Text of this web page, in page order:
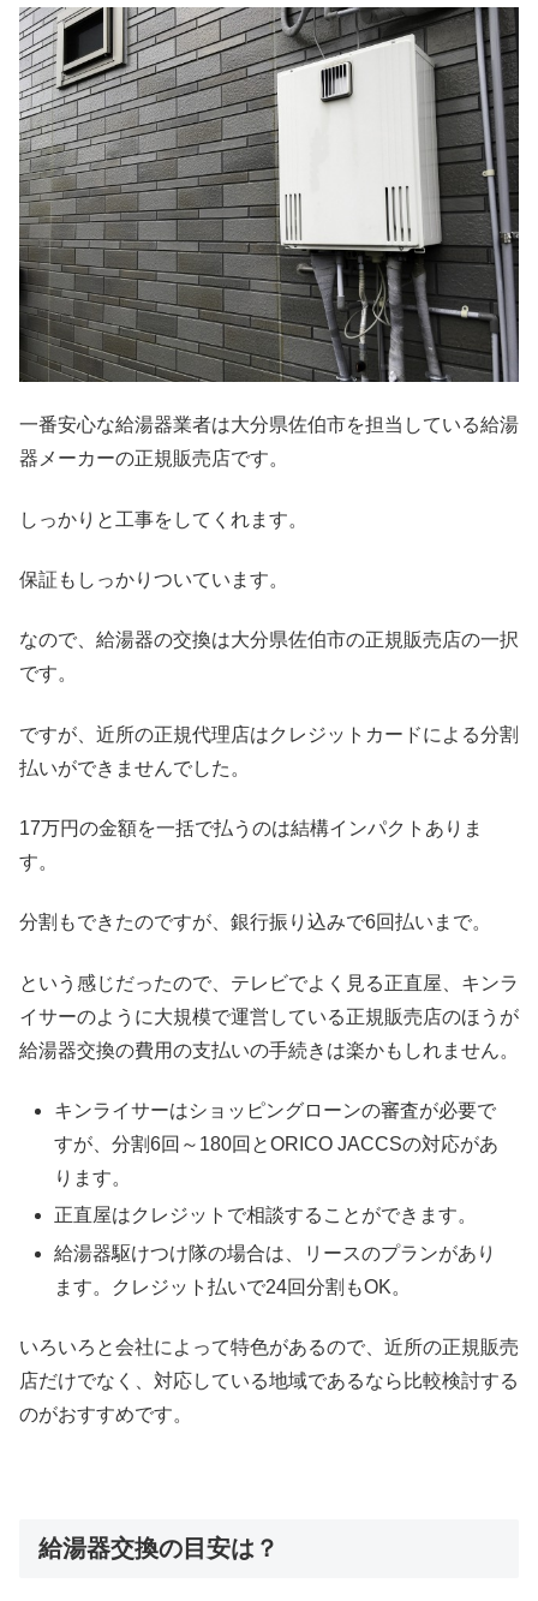
一番安心な給湯器業者は大分県佐伯市を担当している給湯
器メーカーの正規販売店です。
しっかりと工事をしてくれます。
保証もしっかりついています。
なので、給湯器の交換は大分県佐伯市の正規販売店の一択
です。
ですが、近所の正規代理店はクレジットカードによる分割
払いができませんでした。
17万円の金額を一括で払うのは結構インパクトありま
す。
分割もできたのですが、銀行振り込みで6回払いまで。
という感じだったので、テレビでよく見る正直屋、キンラ
イサーのように大規模で運営している正規販売店のほうが
給湯器交換の費用の支払いの手続きは楽かもしれません。
キンライサーはショッピングローンの審査が必要で
すが、分割6回～180回とORICO JACCSの対応があ
ります。
正直屋はクレジットで相談することができます。
給湯器駆けつけ隊の場合は、リースのプランがあり
ます。クレジット払いで24回分割もOK。
いろいろと会社によって特色があるので、近所の正規販売
店だけでなく、対応している地域であるなら比較検討する
のがおすすめです。
給湯器交換の目安は？